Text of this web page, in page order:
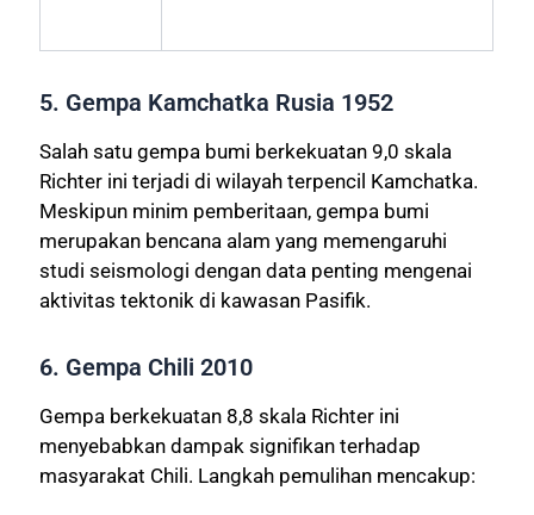
5. Gempa Kamchatka Rusia 1952
Salah satu gempa bumi berkekuatan 9,0 skala
Richter ini terjadi di wilayah terpencil Kamchatka.
Meskipun minim pemberitaan, gempa bumi
merupakan bencana alam yang memengaruhi
studi seismologi dengan data penting mengenai
aktivitas tektonik di kawasan Pasifik.
6. Gempa Chili 2010
Gempa berkekuatan 8,8 skala Richter ini
menyebabkan dampak signifikan terhadap
masyarakat Chili. Langkah pemulihan mencakup: